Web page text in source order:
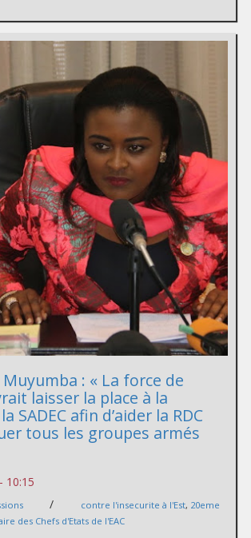
Muyumba : « La force de
laisser la place à la
SADEC afin d’aider la RDC
tous les groupes armés
10:15
/ contre l'insecurite à l'Est, 20eme
des Chefs d'Etats de l'EAC